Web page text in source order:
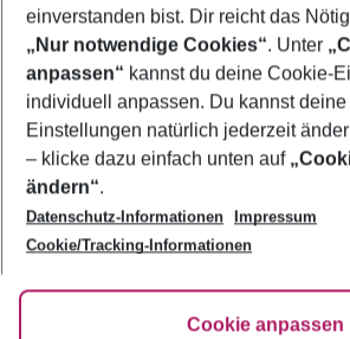
Footer
Footer navigation
Über uns
AGB
Bestpreisgarantie
Cookie-Einstellungen ändern
Cookie-Richtlinie
Agenturbetreuung
Barrierefreies Reisen
HanseMerkur Reiseversicherung
Folge uns
einverstanden bist. Dir reicht das
„Nur notwendige Cookies“. Unter
anpassen“ kannst du deine Cookie-
individuell anpassen. Du kannst
Einstellungen natürlich jederzeit
– klicke dazu einfach unten auf
ändern“.
Datenschutz-Informationen
Impressum
Cookie/Tracking-Informationen
Cookie anpassen